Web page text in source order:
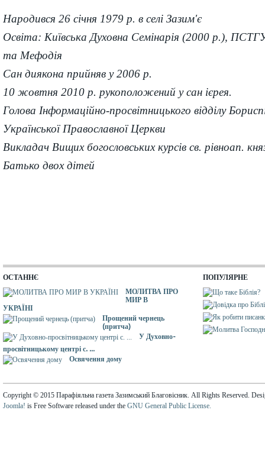
Народився 26 січня 1979 р. в селі Зазим'є
Освіта: Київська Духовна Семінарія (2000 р.),
та Мефодія
Сан диякона прийняв у 2006 р.
10 жовтня 2010 р. рукоположений у сан ієрея.
Голова Інформаційно-просвітницького відділу
Української Православної Церкви
Викладач Вищих богословських курсів св. рівноап.
Батько двох дітей
ОСТАННЄ
МОЛИТВА ПРО
МИР В
УКРАЇНІ
Прощений чернець
(притча)
У Духовно-
просвітницькому центрі с. ...
Освячення дому
ПОПУЛЯРНЕ
Copyright © 2015 Парафіяльна газета Зазимський Благовісник. All Rights Reserved.
Joomla! is Free Software released under the GNU General Public License.